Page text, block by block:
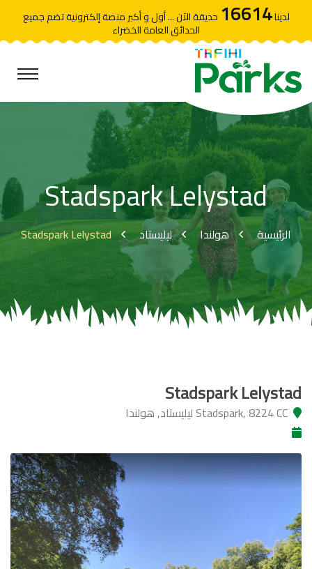
لدينا16614 حديقة الآن ... أول و أكبر منصة إلكترونية تضم جميع
الحدائق العامة الخضراء
Stadspark Lelystad
الرئيسية هولندا ليليستاد Stadspark Lelystad
Stadspark Lelystad
Stadspark, 8224 CC ليليستاد, هولندا